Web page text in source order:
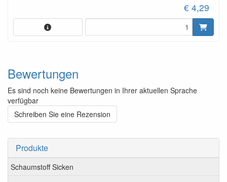
Produkte
Schaumstoff Sicken
€ 4,29
Bewertungen
Es sind noch keine Bewertungen in Ihrer aktuellen Sprache
verfügbar
Schreiben Sie eine Rezension